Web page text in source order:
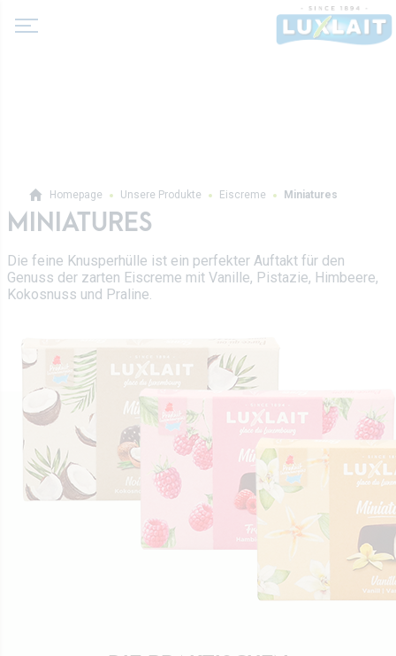
Geschichte
Direktion
Rezepte
Zertifizierungen
Stellenangebote
Vitarium
Restaurant Molkerei
Kontakt
Milch und Milchgetränke
Sahne
Frischkäse
Käse
Yaourts du Luxembourg
Milchdesserts
Eiscreme
Kekse
Pflanzliche Getränke
0 km Milch
Pro-Produkte
Auf Maß
Tetra Pak
Vertrieb
Homepage Unsere Produkte Eiscreme Miniatures
MINIATURES
Die feine Knusperhülle ist ein perfekter Auftakt für den
Genuss der zarten Eiscreme mit Vanille, Pistazie, Himbeere,
Kokosnuss und Praline.